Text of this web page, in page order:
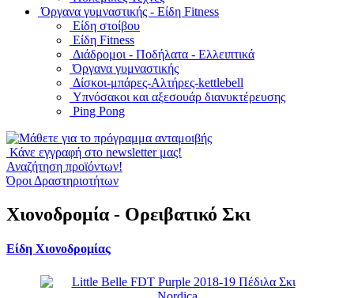
Όργανα γυμναστικής - Είδη Fitness
Είδη στοίβου
Είδη Fitness
Διάδρομοι - Ποδήλατα - Ελλειπτικά
Όργανα γυμναστικής
Δίσκοι-μπάρες-Αλτήρες-kettlebell
Υπνόσακοι και αξεσουάρ διανυκτέρευσης
Ping Pong
Κάνε εγγραφή στο newsletter μας!
Αναζήτηση προϊόντων!
Όροι Δραστηριοτήτων
Χιονοδρομία - Ορειβατικό Σκι
Είδη Χιονοδρομίας